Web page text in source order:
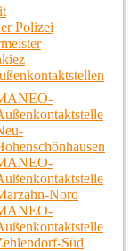
Polizei
Nord
Süd